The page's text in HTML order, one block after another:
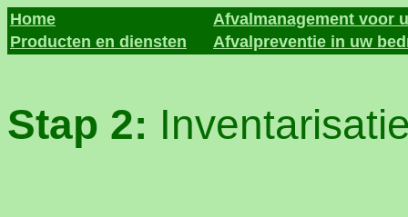
Home
Afvalmanagement voor
Producten en diensten
Afvalpreventie in uw
Stap 2: